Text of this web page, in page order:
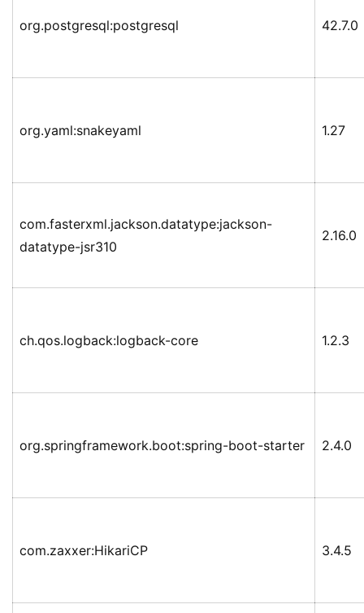
org.postgresql:postgresql 42.7.0
org.yaml:snakeyaml 1.27
com.fasterxml.jackson.datatype:jackson-
datatype-jsr310
2.16.0
ch.qos.logback:logback-core 1.2.3
org.springframework.boot:spring-boot-starter 2.4.0
com.zaxxer:HikariCP 3.4.5